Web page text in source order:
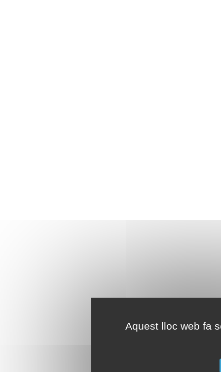
Aquest lloc web fa